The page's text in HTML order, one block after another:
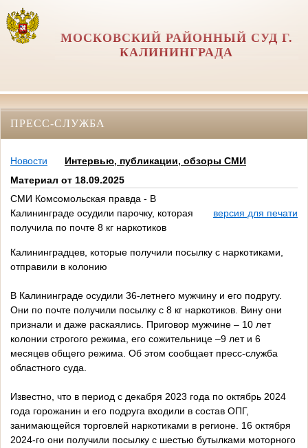
МОСКОВСКИЙ РАЙОННЫЙ СУД Г.
КАЛИНИНГРАДА
ПРЕСС-СЛУЖБА
Новости
Интервью, публикации, обзоры СМИ
Материал от 18.09.2025
СМИ Комсомольская правда - В
Калининграде осудили парочку, которая
получила по почте 8 кг наркотиков
версия для печати
Калининградцев, которые получили посылку с наркотиками,
отправили в колонию
В Калининграде осудили 36-летнего мужчину и его подругу.
Они по почте получили посылку с 8 кг наркотиков. Вину они
признали и даже раскаялись. Приговор мужчине – 10 лет
колонии строгого режима, его сожительнице –9 лет и 6
месяцев общего режима. Об этом сообщает пресс-служба
областного суда.
Известно, что в период с декабря 2023 года по октябрь 2024
года горожанин и его подруга входили в состав ОПГ,
занимающейся торговлей наркотиками в регионе. 16 октября
2024-го они получили посылку с шестью бутылками моторного